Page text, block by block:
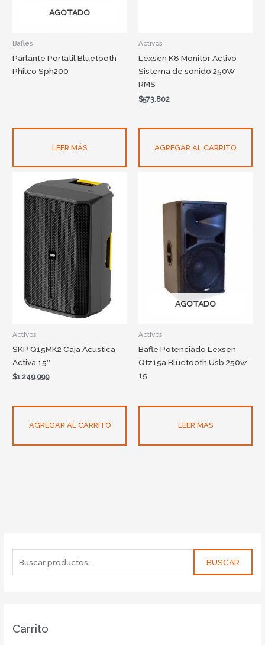
BUSCAR
Carrito
AGOTADO
Bafles
Parlante Portatil Bluetooth
Philco Sph200
LEER MÁS
Activos
Lexsen K8 Monitor Activo
Sistema de sonido 250W
RMS
$573.802
AGREGAR AL CARRITO
Activos
SKP Q15MK2 Caja Acustica
Activa 15″
$1.249.999
AGREGAR AL CARRITO
AGOTADO
Activos
Bafle Potenciado Lexsen
Qtz15a Bluetooth Usb 250w
15
LEER MÁS